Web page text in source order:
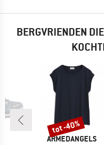
BERGVRIENDEN
MERK
ARMEDANGELS
Korting
tot -40%